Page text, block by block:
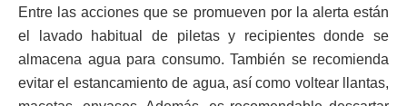
Entre las acciones que se promueven por la alerta están
el lavado habitual de piletas y recipientes donde se
almacena agua para consumo. También se recomienda
evitar el estancamiento de agua, así como voltear llantas,